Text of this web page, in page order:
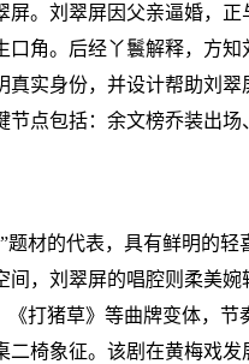
屏。刘翠屏因父亲逼婚，
口角。后经丫鬟解释，方
真实身份，并设计帮助刘
节点包括：余文榜乔装出
题材的代表，具有鲜明的
间，刘翠屏的唱腔则柔美
《打猪草》等曲牌变体，
二椅象征。该剧在黄梅戏